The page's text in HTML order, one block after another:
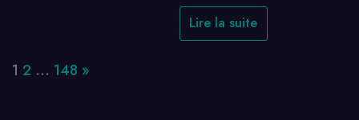
Lire la suite
Page:
1 2 … 148 Next
»